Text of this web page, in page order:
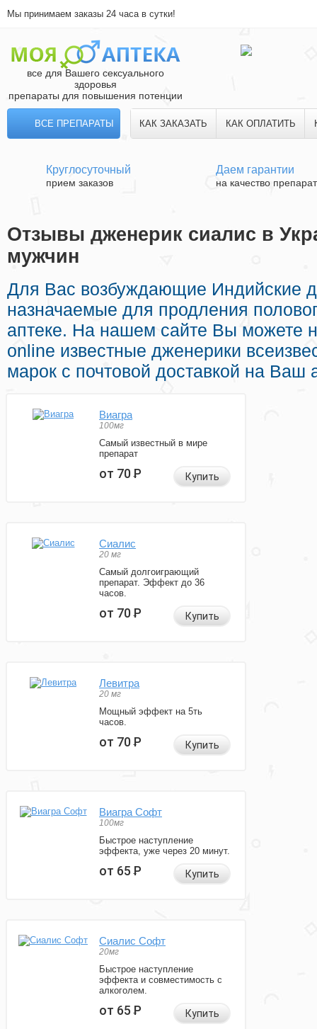
Мы принимаем заказы 24 часа в сутки!
все для Вашего сексуального
здоровья
препараты для повышения потенции
ВСЕ ПРЕПАРАТЫ КАК ЗАКАЗАТЬ КАК ОПЛАТИТЬ
Круглосуточный
прием заказов
Даем гарантии
на качество
Отзывы дженерик сиалис в
мужчин
Для Вас возбуждающие Индийские
назначаемые для продления
аптеке. На нашем сайте Вы можете
online известные дженерики
марок с почтовой доставкой на Ваш
Виагра
100мг
Самый известный в мире
препарат
от 70Р Купить
Сиалис
20 мг
Самый долгоиграющий
препарат. Эффект до 36
часов.
от 70Р Купить
Левитра
20 мг
Мощный эффект на 5ть
часов.
от 70Р Купить
Виагра Софт
100мг
Быстрое наступление
эффекта, уже через 20 минут.
от 65Р Купить
Сиалис Софт
20мг
Быстрое наступление
эффекта и совместимость с
алкоголем.
от 65Р Купить